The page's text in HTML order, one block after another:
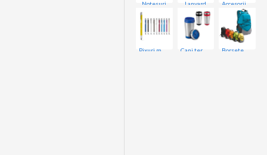
Notesuri Lanyard
Cani termice